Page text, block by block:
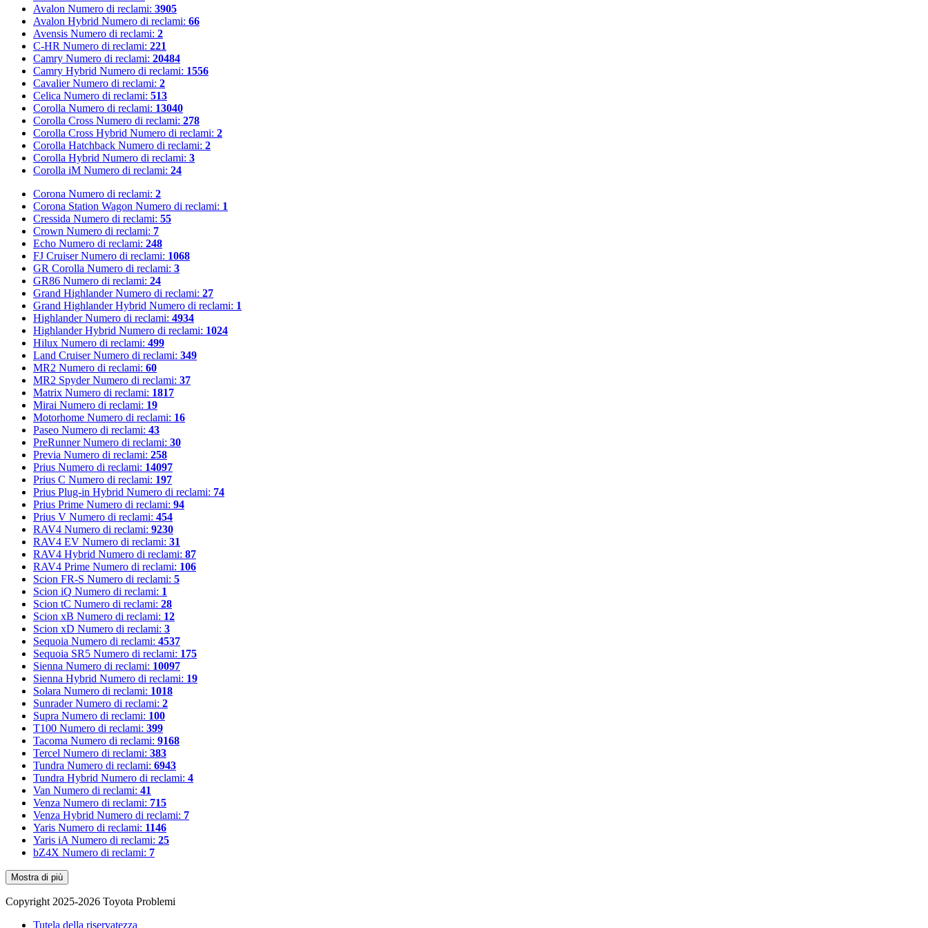
Avalon Numero di reclami: 3905
Avalon Hybrid Numero di reclami: 66
Avensis Numero di reclami: 2
C-HR Numero di reclami: 221
Camry Numero di reclami: 20484
Camry Hybrid Numero di reclami: 1556
Cavalier Numero di reclami: 2
Celica Numero di reclami: 513
Corolla Numero di reclami: 13040
Corolla Cross Numero di reclami: 278
Corolla Cross Hybrid Numero di reclami: 2
Corolla Hatchback Numero di reclami: 2
Corolla Hybrid Numero di reclami: 3
Corolla iM Numero di reclami: 24
Corona Numero di reclami: 2
Corona Station Wagon Numero di reclami: 1
Cressida Numero di reclami: 55
Crown Numero di reclami: 7
Echo Numero di reclami: 248
FJ Cruiser Numero di reclami: 1068
GR Corolla Numero di reclami: 3
GR86 Numero di reclami: 24
Grand Highlander Numero di reclami: 27
Grand Highlander Hybrid Numero di reclami: 1
Highlander Numero di reclami: 4934
Highlander Hybrid Numero di reclami: 1024
Hilux Numero di reclami: 499
Land Cruiser Numero di reclami: 349
MR2 Numero di reclami: 60
MR2 Spyder Numero di reclami: 37
Matrix Numero di reclami: 1817
Mirai Numero di reclami: 19
Motorhome Numero di reclami: 16
Paseo Numero di reclami: 43
PreRunner Numero di reclami: 30
Previa Numero di reclami: 258
Prius Numero di reclami: 14097
Prius C Numero di reclami: 197
Prius Plug-in Hybrid Numero di reclami: 74
Prius Prime Numero di reclami: 94
Prius V Numero di reclami: 454
RAV4 Numero di reclami: 9230
RAV4 EV Numero di reclami: 31
RAV4 Hybrid Numero di reclami: 87
RAV4 Prime Numero di reclami: 106
Scion FR-S Numero di reclami: 5
Scion iQ Numero di reclami: 1
Scion tC Numero di reclami: 28
Scion xB Numero di reclami: 12
Scion xD Numero di reclami: 3
Sequoia Numero di reclami: 4537
Sequoia SR5 Numero di reclami: 175
Sienna Numero di reclami: 10097
Sienna Hybrid Numero di reclami: 19
Solara Numero di reclami: 1018
Sunrader Numero di reclami: 2
Supra Numero di reclami: 100
T100 Numero di reclami: 399
Tacoma Numero di reclami: 9168
Tercel Numero di reclami: 383
Tundra Numero di reclami: 6943
Tundra Hybrid Numero di reclami: 4
Van Numero di reclami: 41
Venza Numero di reclami: 715
Venza Hybrid Numero di reclami: 7
Yaris Numero di reclami: 1146
Yaris iA Numero di reclami: 25
bZ4X Numero di reclami: 7
Mostra di più
Copyright 2025-2026 Toyota Problemi
Tutela della riservatezza